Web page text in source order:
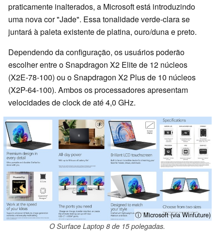
praticamente inalterados, a Microsoft está introduzindo
uma nova cor "Jade". Essa tonalidade verde-clara se
juntará à paleta existente de platina, ouro/duna e preto.
Dependendo da configuração, os usuários poderão
escolher entre o Snapdragon X2 Elite de 12 núcleos
(X2E-78-100) ou o Snapdragon X2 Plus de 10 núcleos
(X2P-64-100). Ambos os processadores apresentam
velocidades de clock de até 4,0 GHz.
ⓘ Microsoft (via Winfuture)
O Surface Laptop 8 de 15 polegadas.